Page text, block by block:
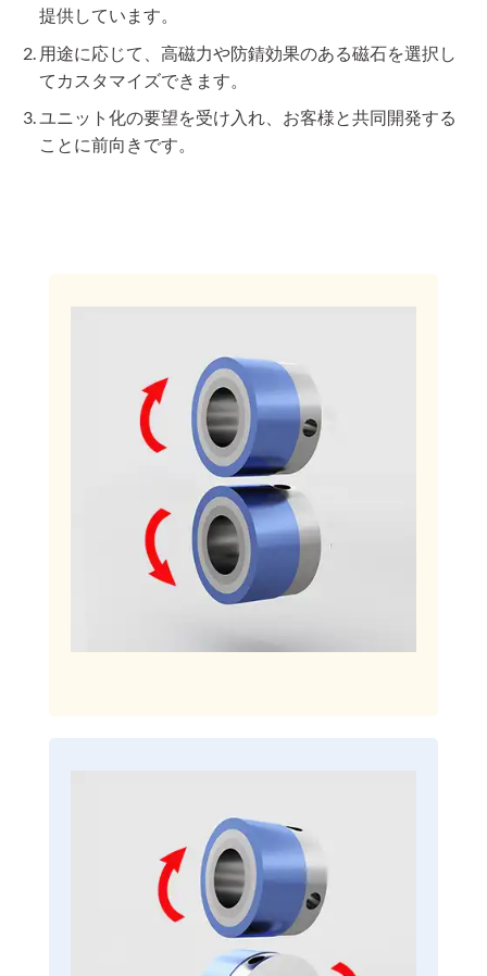
提供しています。
用途に応じて、高磁力や防錆効果のある磁石を選択し
てカスタマイズできます。
ユニット化の要望を受け入れ、お客様と共同開発する
ことに前向きです。